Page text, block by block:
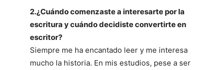
2.¿Cuándo comenzaste a interesarte por la
escritura y cuándo decidiste convertirte en
escritor?
Siempre me ha encantado leer y me interesa
mucho la historia. En mis estudios, pese a ser